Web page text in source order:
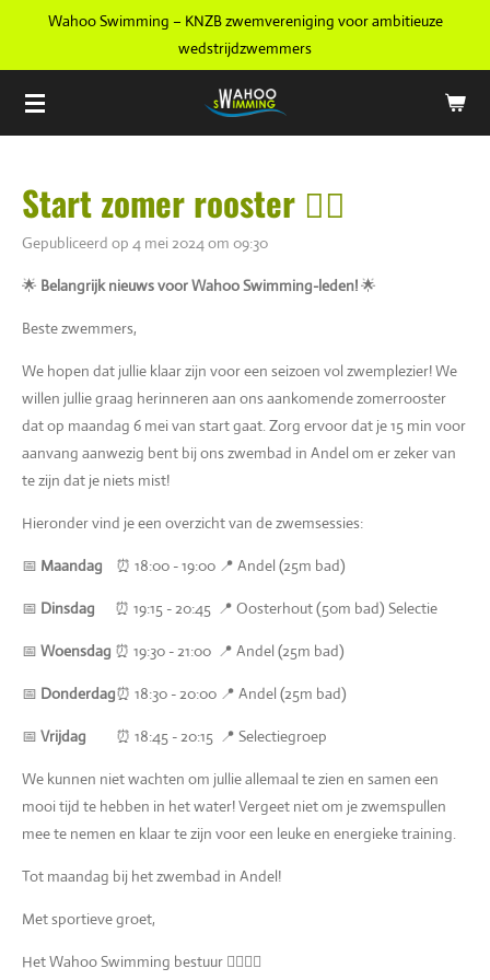
de
hoofdinhoud
Wahoo Swimming – KNZB zwemvereniging voor ambitieuze
wedstrijdzwemmers
Start zomer rooster 🏊‍♀️
Gepubliceerd op 4 mei 2024 om 09:30
🌟 Belangrijk nieuws voor Wahoo Swimming-leden!🌟
Beste zwemmers,
We hopen dat jullie klaar zijn voor een seizoen vol zwemplezier! We
willen jullie graag herinneren aan ons aankomende zomerrooster
dat op maandag 6 mei van start gaat. Zorg ervoor dat je 15 min voor
aanvang aanwezig bent bij ons zwembad in Andel om er zeker van
te zijn dat je niets mist!
Hieronder vind je een overzicht van de zwemsessies:
📅 Maandag ⏰ 18:00 - 19:00 📍 Andel (25m bad)
📅 Dinsdag ⏰ 19:15 - 20:45 📍 Oosterhout (50m bad) Selectie
📅 Woensdag ⏰ 19:30 - 21:00 📍 Andel (25m bad)
📅 Donderdag⏰ 18:30 - 20:00 📍 Andel (25m bad)
📅 Vrijdag ⏰ 18:45 - 20:15 📍 Selectiegroep
We kunnen niet wachten om jullie allemaal te zien en samen een
mooi tijd te hebben in het water! Vergeet niet om je zwemspullen
mee te nemen en klaar te zijn voor een leuke en energieke training.
Tot maandag bij het zwembad in Andel!
Met sportieve groet,
Het Wahoo Swimming bestuur 🏊‍♂️🏊‍♀️